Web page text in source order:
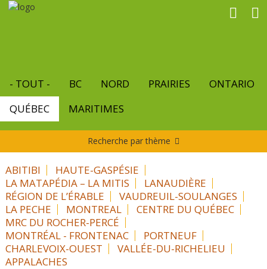
Aller
- TOUT - BC NORD PRAIRIES
ONTARIO
QUÉBEC
MARITIMES
Recherche par thème
ABITIBI
HAUTE-GASPÉSIE
LA MATAPÉDIA – LA MITIS
LANAUDIÈRE
RÉGION DE L’ÉRABLE
VAUDREUIL-SOULANGES
LA PECHE
MONTREAL
CENTRE DU QUÉBEC
MRC DU ROCHER-PERCÉ
MONTRÉAL - FRONTENAC
PORTNEUF
CHARLEVOIX-OUEST
VALLÉE-DU-RICHELIEU
APPALACHES